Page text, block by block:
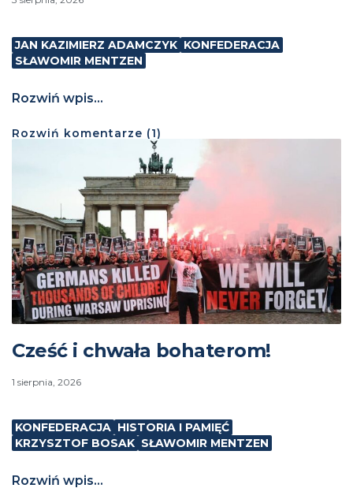
JAN KAZIMIERZ ADAMCZYK KONFEDERACJA
SŁAWOMIR MENTZEN
Rozwiń wpis...
Rozwiń komentarze (1)
Cześć i chwała bohaterom!
1 sierpnia, 2026
KONFEDERACJA HISTORIA I PAMIĘĆ
KRZYSZTOF BOSAK SŁAWOMIR MENTZEN
Rozwiń wpis...